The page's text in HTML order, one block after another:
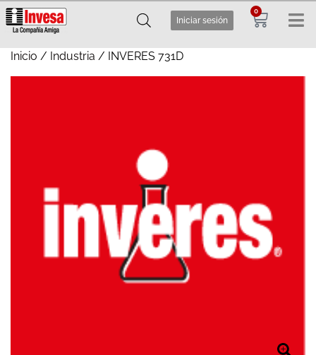
Iniciar sesión
0
Inicio / Industria / INVERES 731D